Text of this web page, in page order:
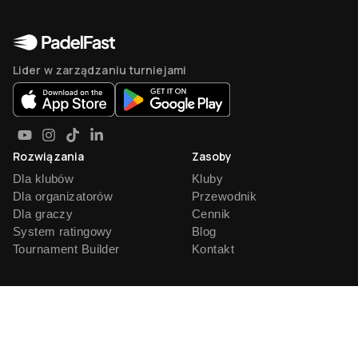
Lider w zarządzaniu turniejami
Rozwiązania
Dla klubów
Dla organizatorów
Dla graczy
System ratingowy
Tournament Builder
Zasoby
Kluby
Przewodnik
Cennik
Blog
Kontakt